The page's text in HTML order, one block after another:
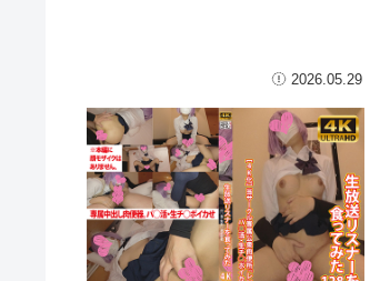
2026.05.29